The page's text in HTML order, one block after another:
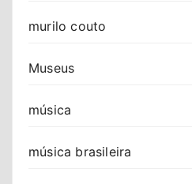
murilo couto
Museus
música
música brasileira